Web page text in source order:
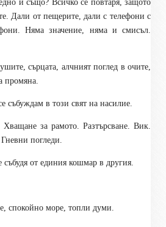
и също? Всичко се повтаря, защото
Дали от пещерите, дали с телефони с
Няма значение, няма и смисъл.
сърцата, алчният поглед в очите,
промяна.
събуждам в този свят на насилие.
за рамото. Разтърсване. Вик.
погледи.
от единия кошмар в другия.
спокойно море, топли думи.